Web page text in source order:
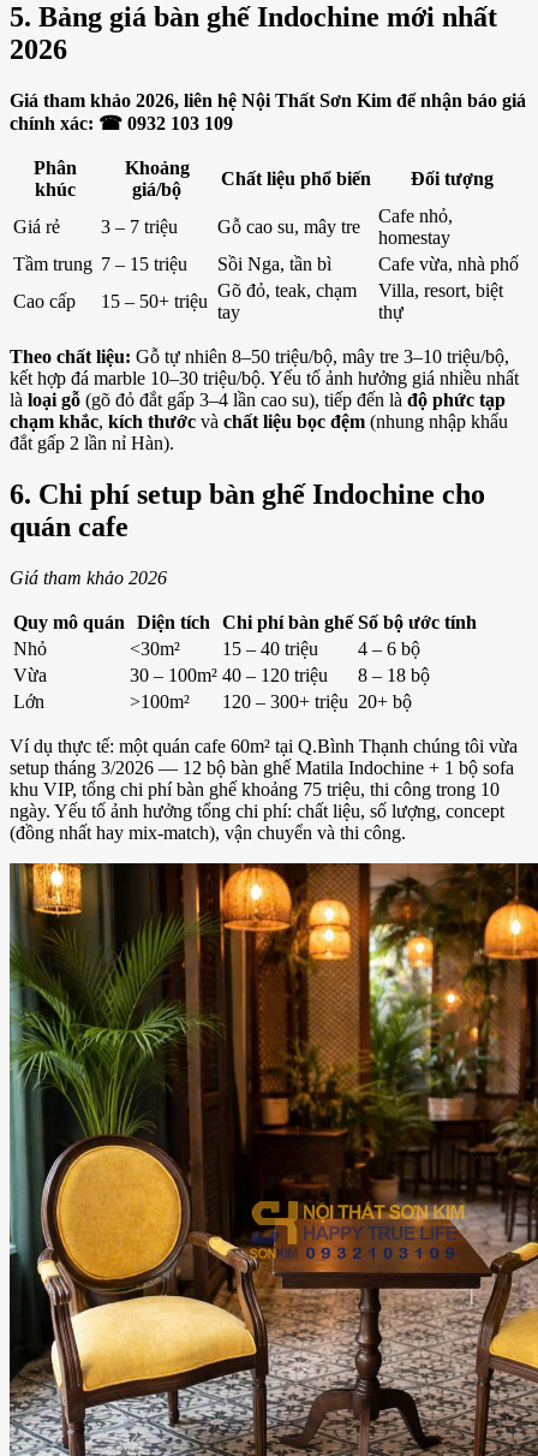
5. Bảng giá bàn ghế Indochine mới nhất
2026
Giá tham khảo 2026, liên hệ Nội Thất Sơn Kim để nhận báo giá
chính xác: ☎ 0932 103 109
Phân
khúc
Khoảng
giá/bộ
Chất liệu phổ biến Đối tượng
Giá rẻ 3 – 7 triệu Gỗ cao su, mây tre
Cafe nhỏ,
homestay
Tầm trung 7 – 15 triệu Sồi Nga, tần bì
Cafe vừa, nhà phố
Cao cấp
15 – 50+ triệu
Gõ đỏ, teak, chạm
tay
Villa, resort, biệt
thự
Theo chất liệu: Gỗ tự nhiên 8–50 triệu/bộ, mây tre 3–10 triệu/bộ,
kết hợp đá marble 10–30 triệu/bộ. Yếu tố ảnh hưởng giá nhiều nhất
là loại gỗ (gõ đỏ đắt gấp 3–4 lần cao su), tiếp đến là độ phức tạp
chạm khắc, kích thước và chất liệu bọc đệm (nhung nhập khẩu
đắt gấp 2 lần nỉ Hàn).
6. Chi phí setup bàn ghế Indochine cho
quán cafe
Giá tham khảo 2026
Quy mô quán Diện tích Chi phí bàn ghế Số bộ ước tính
Nhỏ
<30m² 15 – 40 triệu
4 – 6 bộ
Vừa
30 – 100m² 40 – 120 triệu
8 – 18 bộ
Lớn
>100m² 120 – 300+ triệu 20+ bộ
Ví dụ thực tế: một quán cafe 60m² tại Q.Bình Thạnh chúng tôi vừa
setup tháng 3/2026 — 12 bộ bàn ghế Matila Indochine + 1 bộ sofa
khu VIP, tổng chi phí bàn ghế khoảng 75 triệu, thi công trong 10
ngày. Yếu tố ảnh hưởng tổng chi phí: chất liệu, số lượng, concept
(đồng nhất hay mix-match), vận chuyển và thi công.